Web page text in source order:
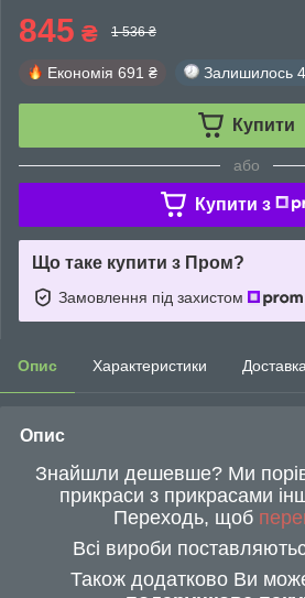
845 ₴ 1 536 ₴
Економія 691 ₴ Залишилось
Купити
або
Купити з
Що таке купити з Пром?
Замовлення під захистом
Опис Характеристики Доставка
Опис
Знайшли дешевше? Ми
прикраси з прикрасами
Переходь, щоб
Всі вироби
Також додатково Ви